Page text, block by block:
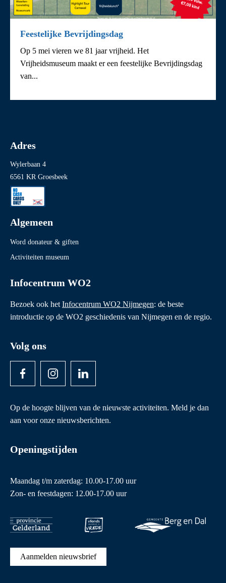
Feestelijke Bevrijdingsdag
Op 5 mei vieren we 81 jaar vrijheid. Het
Vrijheidsmuseum maakt er een feestelijke Bevrijdingsdag
van...
Adres
Wylerbaan 4
6561 KR Groesbeek
Algemeen
Word donateur & giften
Activiteiten museum
Infocentrum WO2
Bezoek ook hetInfocentrum WO2 Nijmegen: de beste
introductie op de WO2 geschiedenis van Nijmegen en de regio.
Volg ons
Op de hoogte blijven van de nieuwste activiteiten. Meld je dan
aan voor onze nieuwsberichten.
Openingstijden
Maandag t/m zaterdag: 10.00-17.00 uur
Zon- en feestdagen: 12.00-17.00 uur
Aanmelden nieuwsbrief